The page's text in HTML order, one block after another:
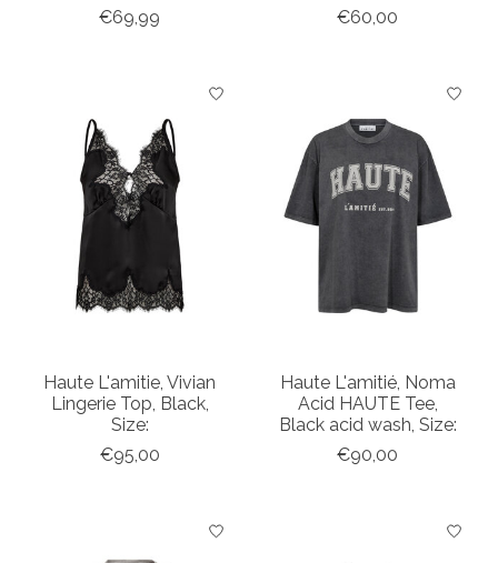
€69,99
€60,00
Haute L'amitie, Vivian
Lingerie Top, Black,
Size:
€95,00
Haute L'amitié, Noma
Acid HAUTE Tee,
Black acid wash, Size:
€90,00